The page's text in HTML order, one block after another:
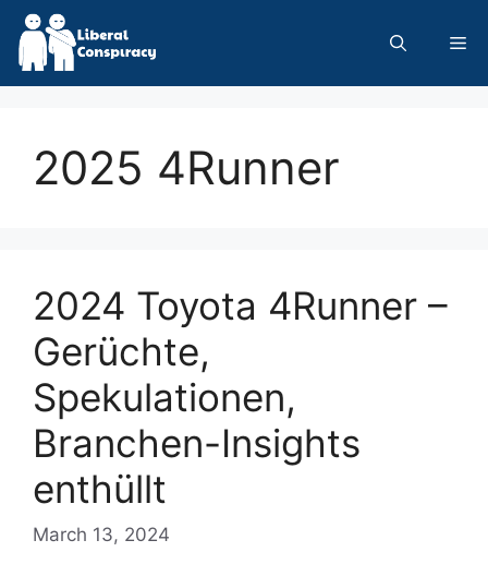
Skip
content
2025 4Runner
2024 Toyota 4Runner –
Gerüchte,
Spekulationen,
Branchen-Insights
enthüllt
March 13, 2024